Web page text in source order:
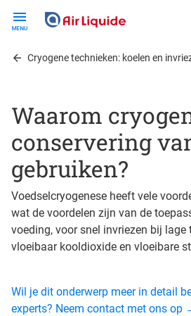
contentCryogene technieken: koelen en
Waarom
conservering
gebruiken?
Voedselcryogenese heeft vele
wat de voordelen zijn van de
voeding, voor snel invriezen bij lage
vloeibaar kooldioxide en vloeibare
Wil je dit onderwerp meer in detail
experts? Neem contact met ons op